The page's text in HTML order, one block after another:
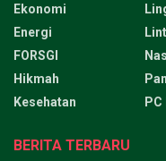
Ekonomi
Energi
FORSGI
Hikmah
Kesehatan
PC
BERITA TERBARU